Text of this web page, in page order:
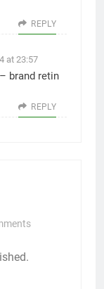
REPLY
at 23:57
brand retin
REPLY